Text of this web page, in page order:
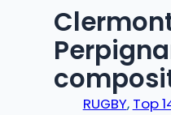
RUGBY, Top